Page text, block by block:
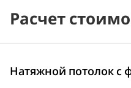
Расчет
Натяжной потолок с